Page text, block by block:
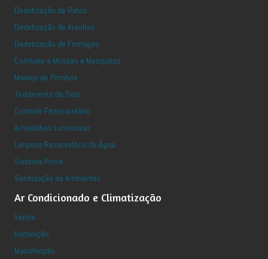
Dedetização de Ratos
Dedetização de Aranhas
Dedetização de Formigas
Combate a Moscas e Mosquitos
Manejo de Pombos
Tratamento de Solo
Controle Fitossanitário
Armadilhas Luminosas
Limpeza Reservatório de Água
Sistema Prime
Sanitização de Ambientes
Ar Condicionado e Climatização
Venda
Instalação
Manutenção